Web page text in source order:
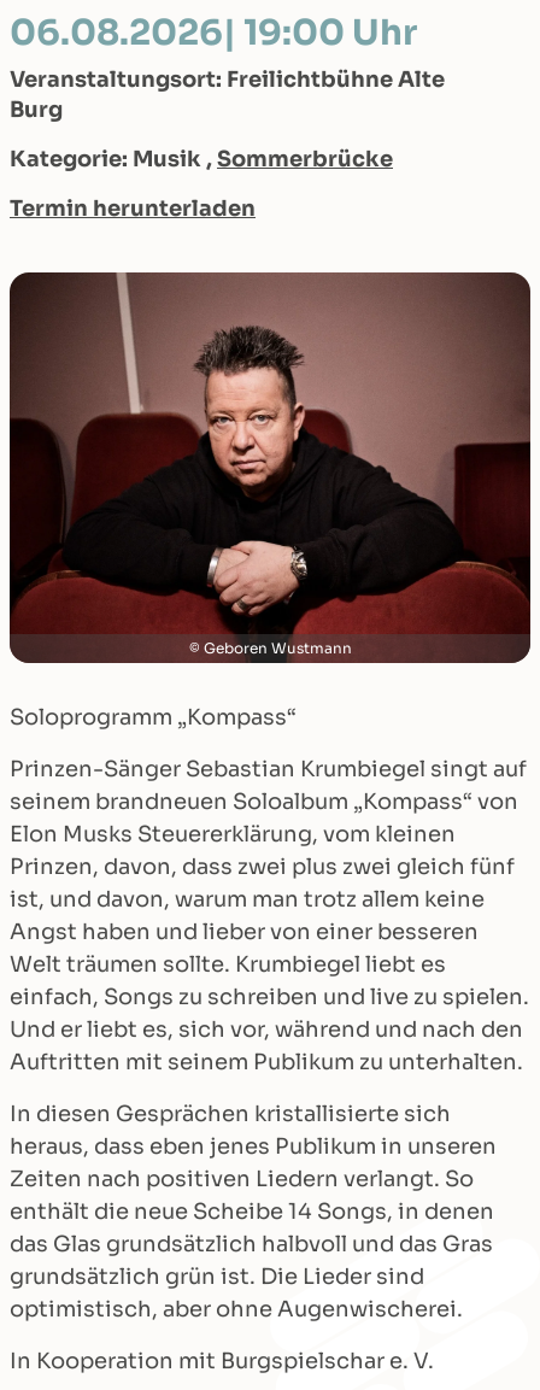
06.08.2026| 19:00 Uhr
Veranstaltungsort: Freilichtbühne Alte
Burg
Kategorie: Musik ,Sommerbrücke
Termin herunterladen
Soloprogramm „Kompass“
Prinzen-Sänger Sebastian Krumbiegel singt auf
seinem brandneuen Soloalbum „Kompass“ von
Elon Musks Steuererklärung, vom kleinen
Prinzen, davon, dass zwei plus zwei gleich fünf
ist, und davon, warum man trotz allem keine
Angst haben und lieber von einer besseren
Welt träumen sollte. Krumbiegel liebt es
einfach, Songs zu schreiben und live zu spielen.
Und er liebt es, sich vor, während und nach den
Auftritten mit seinem Publikum zu unterhalten.
In diesen Gesprächen kristallisierte sich
heraus, dass eben jenes Publikum in unseren
Zeiten nach positiven Liedern verlangt. So
enthält die neue Scheibe 14 Songs, in denen
das Glas grundsätzlich halbvoll und das Gras
grundsätzlich grün ist. Die Lieder sind
optimistisch, aber ohne Augenwischerei.
In Kooperation mit Burgspielschar e. V.
Geboren Wustmann